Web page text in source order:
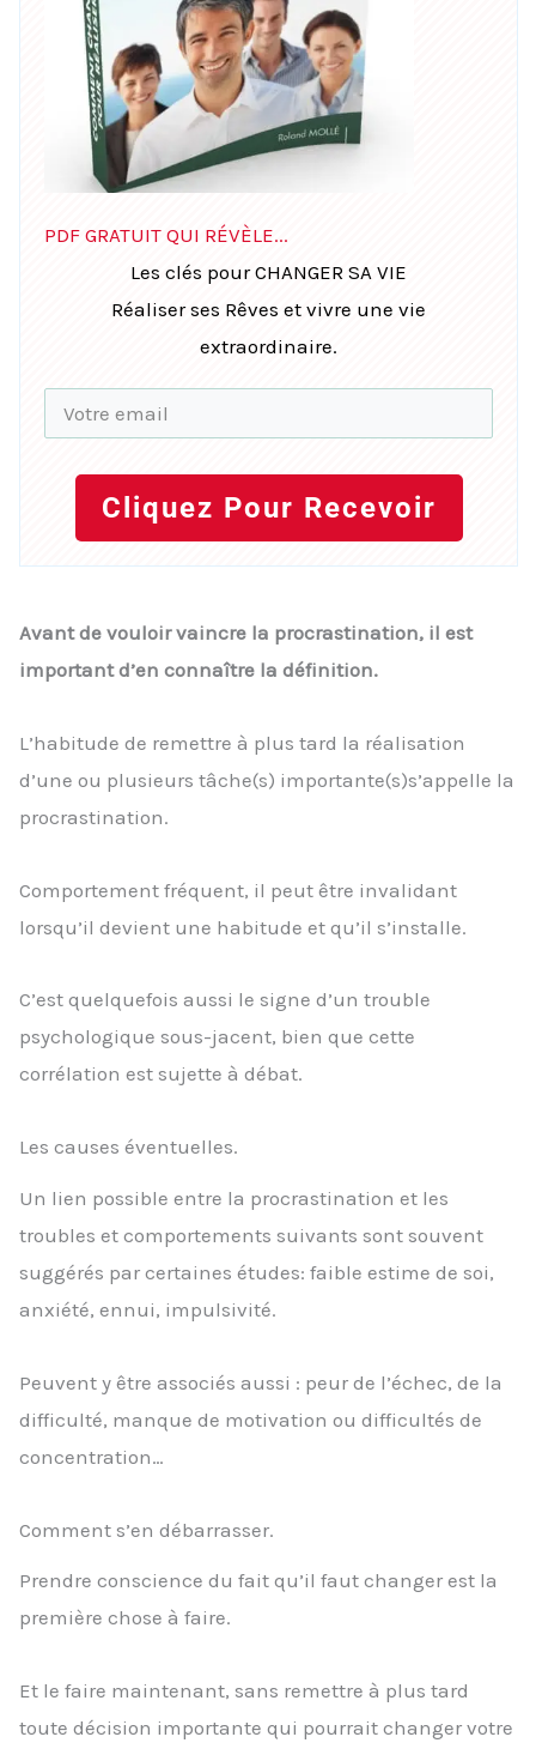
PDF GRATUIT QUI RÉVÈLE...
Les clés pour CHANGER SA VIE
Réaliser ses Rêves et vivre une vie
extraordinaire.
Cliquez Pour Recevoir
Avant de vouloir vaincre la procrastination, il est
important d’en connaître la définition.
L’habitude de remettre à plus tard la réalisation
d’une ou plusieurs tâche(s) importante(s)s’appelle la
procrastination.
Comportement fréquent, il peut être invalidant
lorsqu’il devient une habitude et qu’il s’installe.
C’est quelquefois aussi le signe d’un trouble
psychologique sous-jacent, bien que cette
corrélation est sujette à débat.
Les causes éventuelles.
Un lien possible entre la procrastination et les
troubles et comportements suivants sont souvent
suggérés par certaines études: faible estime de soi,
anxiété, ennui, impulsivité.
Peuvent y être associés aussi : peur de l’échec, de la
difficulté, manque de motivation ou difficultés de
concentration…
Comment s’en débarrasser.
Prendre conscience du fait qu’il faut changer est la
première chose à faire.
Et le faire maintenant, sans remettre à plus tard
toute décision importante qui pourrait changer votre